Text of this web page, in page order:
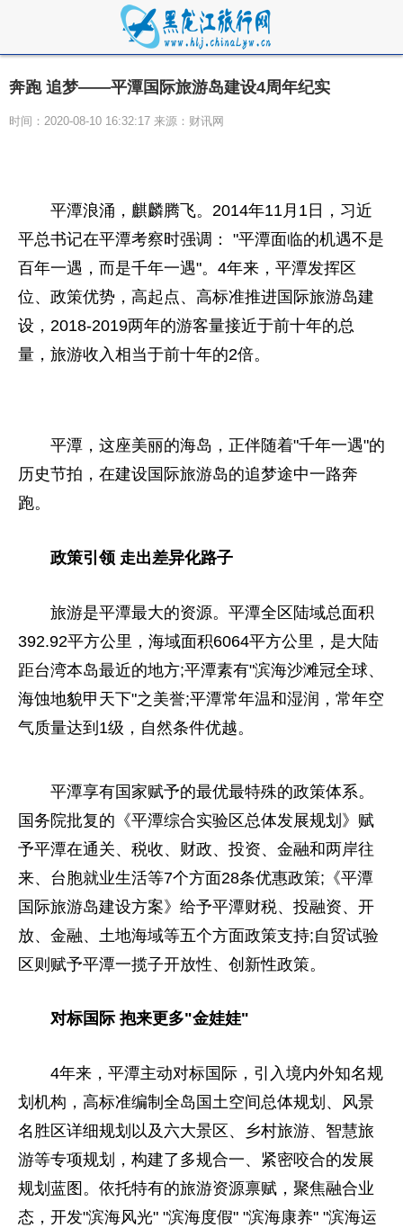
奔跑 追梦——平潭国际旅游岛建设4周年纪实
时间：2020-08-10 16:32:17 来源：财讯网
平潭浪涌，麒麟腾飞。2014年11月1日，习近
平总书记在平潭考察时强调： "平潭面临的机遇不是
百年一遇，而是千年一遇"。4年来，平潭发挥区
位、政策优势，高起点、高标准推进国际旅游岛建
设，2018-2019两年的游客量接近于前十年的总
量，旅游收入相当于前十年的2倍。
平潭，这座美丽的海岛，正伴随着"千年一遇"的
历史节拍，在建设国际旅游岛的追梦途中一路奔
跑。
政策引领 走出差异化路子
旅游是平潭最大的资源。平潭全区陆域总面积
392.92平方公里，海域面积6064平方公里，是大陆
距台湾本岛最近的地方;平潭素有"滨海沙滩冠全球、
海蚀地貌甲天下"之美誉;平潭常年温和湿润，常年空
气质量达到1级，自然条件优越。
平潭享有国家赋予的最优最特殊的政策体系。
国务院批复的《平潭综合实验区总体发展规划》赋
予平潭在通关、税收、财政、投资、金融和两岸往
来、台胞就业生活等7个方面28条优惠政策;《平潭
国际旅游岛建设方案》给予平潭财税、投融资、开
放、金融、土地海域等五个方面政策支持;自贸试验
区则赋予平潭一揽子开放性、创新性政策。
对标国际 抱来更多"金娃娃"
4年来，平潭主动对标国际，引入境内外知名规
划机构，高标准编制全岛国土空间总体规划、风景
名胜区详细规划以及六大景区、乡村旅游、智慧旅
游等专项规划，构建了多规合一、紧密咬合的发展
规划蓝图。依托特有的旅游资源禀赋，聚焦融合业
态，开发"滨海风光" "滨海度假" "滨海康养" "滨海运